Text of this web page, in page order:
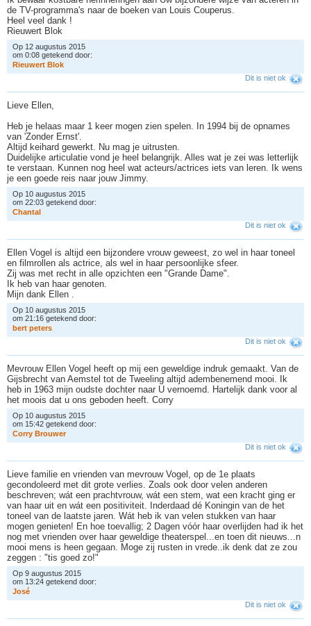
de TV-programma's naar de boeken van Louis Couperus.
Heel veel dank !
Rieuwert Blok
Op 12 augustus 2015
om 0:08 getekend door:
Rieuwert Blok
Dit is niet ok
Lieve Ellen,
Heb je helaas maar 1 keer mogen zien spelen. In 1994 bij de opnames
van 'Zonder Ernst'.
Altijd keihard gewerkt. Nu mag je uitrusten.
Duidelijke articulatie vond je heel belangrijk. Alles wat je zei was letterlijk
te verstaan. Kunnen nog heel wat acteurs/actrices iets van leren. Ik wens
je een goede reis naar jouw Jimmy.
Op 10 augustus 2015
om 22:03 getekend door:
Chantal
Dit is niet ok
Ellen Vogel is altijd een bijzondere vrouw geweest, zo wel in haar toneel
en filmrollen als actrice, als wel in haar persoonlijke sfeer.
Zij was met recht in alle opzichten een "Grande Dame".
Ik heb van haar genoten.
Mijn dank Ellen .
Op 10 augustus 2015
om 21:16 getekend door:
bert peters
Dit is niet ok
Mevrouw Ellen Vogel heeft op mij een geweldige indruk gemaakt. Van de
Gijsbrecht van Aemstel tot de Tweeling altijd adembenemend mooi. Ik
heb in 1963 mijn oudste dochter naar U vernoemd. Hartelijk dank voor al
het moois dat u ons geboden heeft. Corry
Op 10 augustus 2015
om 15:42 getekend door:
Corry Brouwer
Dit is niet ok
Lieve familie en vrienden van mevrouw Vogel, op de 1e plaats
gecondoleerd met dit grote verlies. Zoals ook door velen anderen
beschreven; wát een prachtvrouw, wát een stem, wat een kracht ging er
van haar uit en wát een positiviteit. Inderdaad dé Koningin van de het
toneel van de laatste jaren. Wát heb ik van velen stukken van haar
mogen genieten! En hoe toevallig; 2 Dagen vóór haar overlijden had ik het
nog met vrienden over haar geweldige theaterspel...en toen dit nieuws...n
mooi mens is heen gegaan. Moge zij rusten in vrede..ik denk dat ze zou
zeggen : "tis goed zo!"
Op 9 augustus 2015
om 13:24 getekend door:
José
Dit is niet ok